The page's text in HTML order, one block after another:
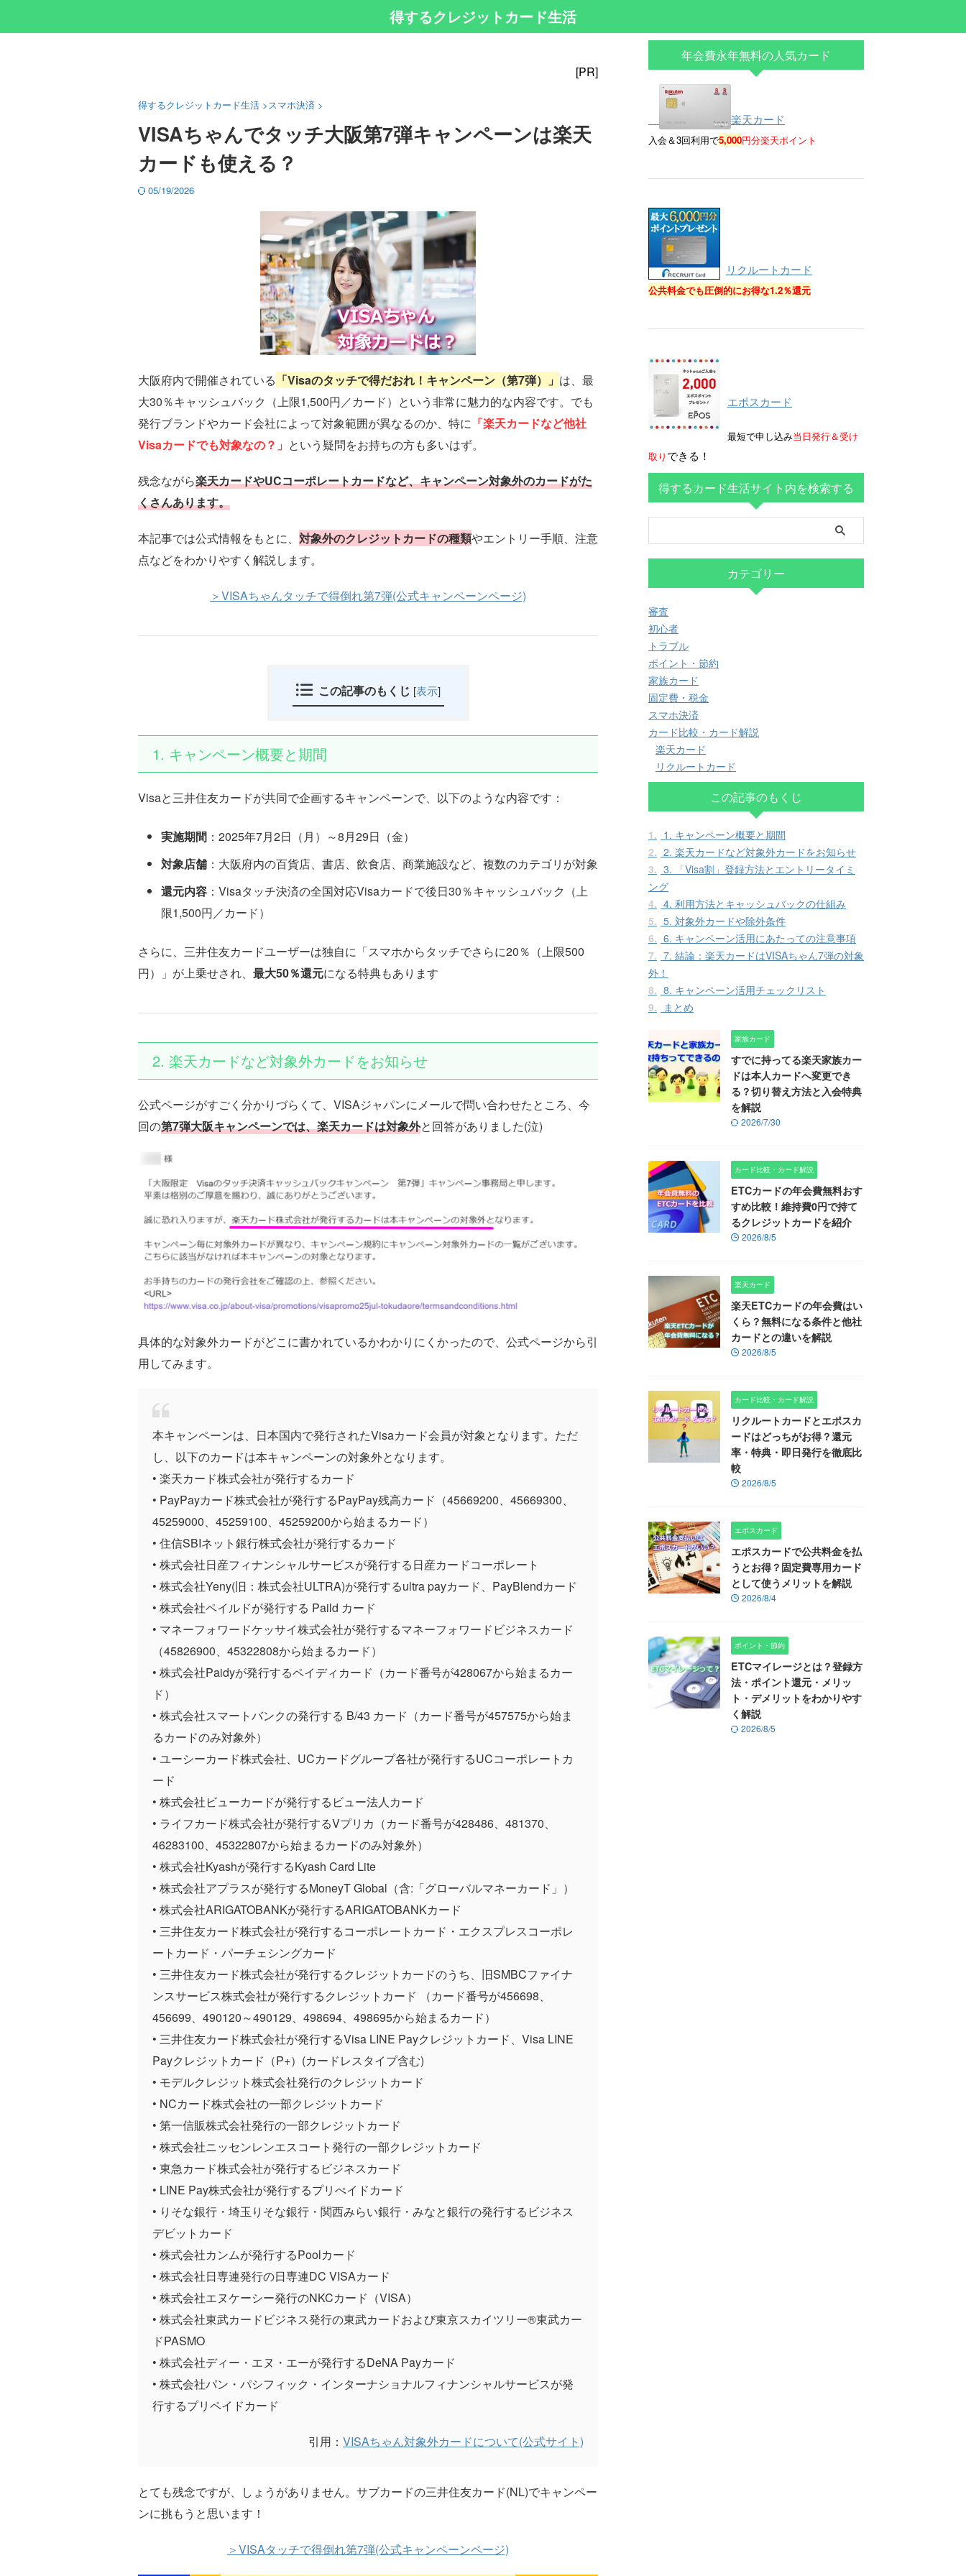
得するクレジットカード生活
[PR]
得するクレジットカード生活 >スマホ決済 >
VISAちゃんでタッチ大阪第7弾キャンペーンは楽天
カードも使える？
05/19/2026
大阪府内で開催されている 「Visaのタッチで得だおれ！キャンペーン（第7弾）」 は、最
大30％キャッシュバック（上限1,500円／カード）という非常に魅力的な内容です。でも
発行ブランドやカード会社によって対象範囲が異なるのか、特に 「楽天カードなど他社
Visaカードでも対象なの？」 という疑問をお持ちの方も多いはず。
残念ながら楽天カードやUCコーポレートカードなど、キャンペーン対象外のカードがた
くさんあります。
本記事では公式情報をもとに、 対象外のクレジットカードの種類やエントリー手順、注意
点などをわかりやすく解説します。
＞VISAちゃんタッチで得倒れ第7弾(公式キャンペーンページ)
この記事のもくじ [表示]
1. キャンペーン概要と期間
Visaと三井住友カードが共同で企画するキャンペーンで、以下のような内容です：
実施期間 ：2025年7月2日（月）～8月29日（金）
対象店舗 ：大阪府内の百貨店、書店、飲食店、商業施設など、複数のカテゴリが対象
還元内容 ：Visaタッチ決済の全国対応Visaカードで後日30％キャッシュバック（上
限1,500円／カード）
さらに、三井住友カードユーザーは独自に「スマホからタッチでさらに20％（上限500
円）」が上乗せされ、 最大50％還元になる特典もあります
2. 楽天カードなど対象外カードをお知らせ
公式ページがすごく分かりづらくて、VISAジャパンにメールで問い合わせたところ、今
回の第7弾大阪キャンペーンでは、楽天カードは対象外と回答がありました(泣)
具体的な対象外カードがどこに書かれているかわかりにくかったので、公式ページから引
用してみます。
本キャンペーンは、日本国内で発行されたVisaカード会員が対象となります。ただ
し、以下のカードは本キャンペーンの対象外となります。
• 楽天カード株式会社が発行するカード
• PayPayカード株式会社が発行するPayPay残高カード（45669200、45669300、
45259000、45259100、45259200から始まるカード）
• 住信SBIネット銀行株式会社が発行するカード
• 株式会社日産フィナンシャルサービスが発行する日産カードコーポレート
• 株式会社Yeny(旧：株式会社ULTRA)が発行するultra payカード、PayBlendカード
• 株式会社ペイルドが発行する Paild カード
• マネーフォワードケッサイ株式会社が発行するマネーフォワードビジネスカード
（45826900、45322808から始まるカード）
• 株式会社Paidyが発行するペイディカード（カード番号が428067から始まるカー
ド）
• 株式会社スマートバンクの発行する B/43 カード（カード番号が457575から始ま
るカードのみ対象外）
• ユーシーカード株式会社、UCカードグループ各社が発行するUCコーポレートカ
ード
• 株式会社ビューカードが発行するビュー法人カード
• ライフカード株式会社が発行するVプリカ（カード番号が428486、481370、
46283100、45322807から始まるカードのみ対象外）
• 株式会社Kyashが発行するKyash Card Lite
• 株式会社アプラスが発行するMoneyT Global（含:「グローバルマネーカード」）
• 株式会社ARIGATOBANKが発行するARIGATOBANKカード
• 三井住友カード株式会社が発行するコーポレートカード・エクスプレスコーポレ
ートカード・パーチェシングカード
• 三井住友カード株式会社が発行するクレジットカードのうち、旧SMBCファイナ
ンスサービス株式会社が発行するクレジットカード （カード番号が456698、
456699、490120～490129、498694、498695から始まるカード）
• 三井住友カード株式会社が発行するVisa LINE Payクレジットカード、Visa LINE
Payクレジットカード（P+）(カードレスタイプ含む)
• モデルクレジット株式会社発行のクレジットカード
• NCカード株式会社の一部クレジットカード
• 第一信販株式会社発行の一部クレジットカード
• 株式会社ニッセンレンエスコート発行の一部クレジットカード
• 東急カード株式会社が発行するビジネスカード
• LINE Pay株式会社が発行するプリぺイドカード
• りそな銀行・埼玉りそな銀行・関西みらい銀行・みなと銀行の発行するビジネス
デビットカード
• 株式会社カンムが発行するPoolカード
• 株式会社日専連発行の日専連DC VISAカード
• 株式会社エヌケーシー発行のNKCカード（VISA）
• 株式会社東武カードビジネス発行の東武カードおよび東京スカイツリー®東武カー
ドPASMO
• 株式会社ディー・エヌ・エーが発行するDeNA Payカード
• 株式会社パン・パシフィック・インターナショナルフィナンシャルサービスが発
行するプリペイドカード
引用： VISAちゃん対象外カードについて(公式サイト)
とても残念ですが、しょうがありません。サブカードの三井住友カード(NL)でキャンペー
ンに挑もうと思います！
＞VISAタッチで得倒れ第7弾(公式キャンペーンページ)
年会費永年無料の人気カード
楽天カード
入会＆3回利用で5,000円分楽天ポイント
リクルートカード
公共料金でも圧倒的にお得な1.2％還元
エポスカード
最短で申し込み当日発行＆受け
取り できる！
得するカード生活サイト内を検索する
カテゴリー
審査
初心者
トラブル
ポイント・節約
家族カード
固定費・税金
スマホ決済
カード比較・カード解説
楽天カード
リクルートカード
この記事のもくじ
1. 1. キャンペーン概要と期間
2. 2. 楽天カードなど対象外カードをお知らせ
3. 3. 「Visa割」登録方法とエントリータイミ
ング
4. 4. 利用方法とキャッシュバックの仕組み
5. 5. 対象外カードや除外条件
6. 6. キャンペーン活用にあたっての注意事項
7. 7. 結論：楽天カードはVISAちゃん7弾の対象
外！
8. 8. キャンペーン活用チェックリスト
9. まとめ
家族カード
すでに持ってる楽天家族カー
ドは本人カードへ変更でき
る？切り替え方法と入会特典
を解説
2026/7/30
カード比較・カード解説
ETCカードの年会費無料おす
すめ比較！維持費0円で持て
るクレジットカードを紹介
2026/8/5
楽天カード
楽天ETCカードの年会費はい
くら？無料になる条件と他社
カードとの違いを解説
2026/8/5
カード比較・カード解説
リクルートカードとエポスカ
ードはどっちがお得？還元
率・特典・即日発行を徹底比
較
2026/8/5
エポスカード
エポスカードで公共料金を払
うとお得？固定費専用カード
として使うメリットを解説
2026/8/4
ポイント・節約
ETCマイレージとは？登録方
法・ポイント還元・メリッ
ト・デメリットをわかりやす
く解説
2026/8/5